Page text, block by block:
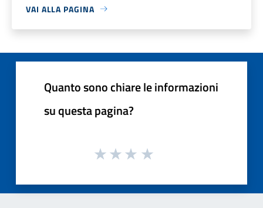
VAI ALLA PAGINA
Quanto sono chiare le informazioni
su questa pagina?